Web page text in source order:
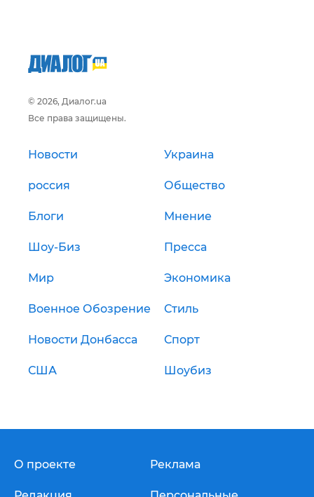
© 2026, Диалог.ua
Все права защищены.
Новости Украина
россия Общество
Блоги Мнение
Шоу-Биз Пресса
Мир Экономика
Военное Обозрение Стиль
Новости Донбасса Спорт
США Шоубиз
О проекте Реклама